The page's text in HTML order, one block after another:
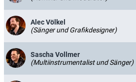
Alec Völkel
(Sänger und Grafikdesigner)
Sascha Vollmer
(Multiinstrumentalist und Sänger)